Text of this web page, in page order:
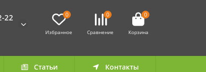
22
0
Избранное
0
Сравнение
0
Корзина
Статьи Контакты